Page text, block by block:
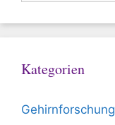
Kategorien
Gehirnforschung